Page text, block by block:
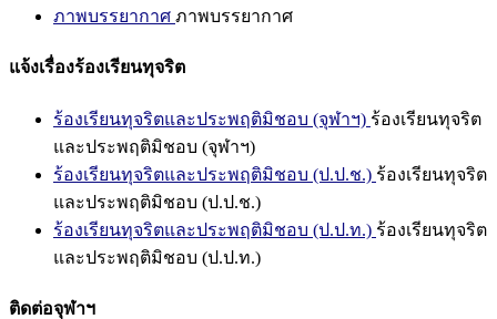
ภาพบรรยากาศ ภาพบรรยากาศ
แจ้งเรื่องร้องเรียนทุจริต
ร้องเรียนทุจริตและประพฤติมิชอบ (จุฬาฯ) ร้องเรียนทุจริต
และประพฤติมิชอบ (จุฬาฯ)
ร้องเรียนทุจริตและประพฤติมิชอบ (ป.ป.ช.) ร้องเรียนทุจริต
และประพฤติมิชอบ (ป.ป.ช.)
ร้องเรียนทุจริตและประพฤติมิชอบ (ป.ป.ท.) ร้องเรียนทุจริต
และประพฤติมิชอบ (ป.ป.ท.)
ติดต่อจุฬาฯ